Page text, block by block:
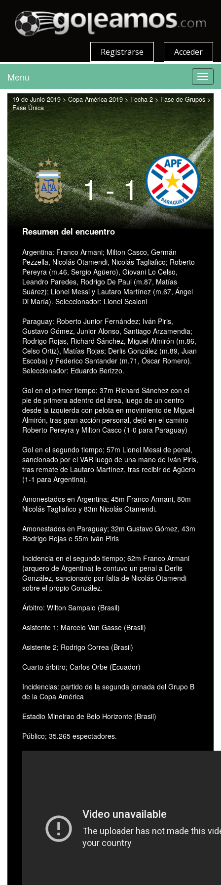
Acceder
Registrarse
Menu
19 de Junio 2019 > Copa América 2019 > Fecha 2 > Fase de Grupos >
Fase Única
1 - 1
Resumen del encuentro
Argentina: Franco Armani; Milton Casco, Germán
Pezzella, Nicolás Otamendi, Nicolás Tagliafico; Roberto
Pereyra (m.46, Sergio Agüero), Giovani Lo Celso,
Leandro Paredes, Rodrigo De Paul (m.87, Matías
Suárez); Lionel Messi y Lautaro Martínez (m.67, Ángel
Di María). Seleccionador: Lionel Scaloni
Paraguay: Roberto Junior Fernández; Iván Piris,
Gustavo Gómez, Junior Alonso, Santiago Arzamendia;
Rodrigo Rojas, Richard Sánchez, Miguel Almirón (m.86,
Celso Ortiz), Matías Rojas; Derlis González (m.89, Juan
Escoba) y Federico Santander (m.71, Óscar Romero).
Seleccionador: Eduardo Berizzo.
Gol en el primer tiempo; 37m Richard Sánchez con el
pie de primera adentro del área, luego de un centro
desde la izquierda con pelota en movimiento de Miguel
Almirón, tras gran acción personal, dejó en el camino
Roberto Pereyra y Milton Casco (1-0 para Paraguay)
Gol en el segundo tiempo; 57m Lionel Messi de penal,
sancionado por el VAR luego de una mano de Iván Piris,
tras remate de Lautaro Martínez, tras recibir de Agüero
(1-1 para Argentina).
Amonestados en Argentina; 45m Franco Armani, 80m
Nicolás Tagliafico y 83m Nicolás Otamendi.
Amonestados en Paraguay; 32m Gustavo Gómez, 43m
Rodrigo Rojas e 55m Iván Piris
Incidencia en el segundo tiempo; 62m Franco Armani
(arquero de Argentina) le contuvo un penal a Derlis
González, sancionado por falta de Nicolás Otamendi
sobre el propio González.
Árbitro: Wilton Sampaio (Brasil)
Asistente 1; Marcelo Van Gasse (Brasil)
Asistente 2; Rodrigo Correa (Brasil)
Cuarto árbitro; Carlos Orbe (Ecuador)
Incidencias: partido de la segunda jornada del Grupo B
de la Copa América
Estadio Mineirao de Belo Horizonte (Brasil)
Público; 35.265 espectadores.